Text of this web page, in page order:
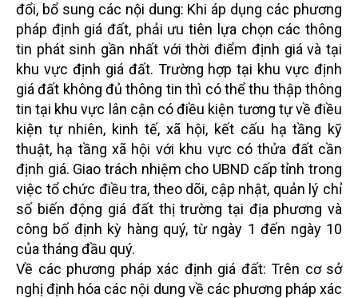
đổi, bổ sung các nội dung: Khi áp dụng các phương
pháp định giá đất, phải ưu tiên lựa chọn các thông
tin phát sinh gần nhất với thời điểm định giá và tại
khu vực định giá đất. Trường hợp tại khu vực định
giá đất không đủ thông tin thì có thể thu thập thông
tin tại khu vực lân cận có điều kiện tương tự về điều
kiện tự nhiên, kinh tế, xã hội, kết cấu hạ tầng kỹ
thuật, hạ tầng xã hội với khu vực có thửa đất cần
định giá. Giao trách nhiệm cho UBND cấp tỉnh trong
việc tổ chức điều tra, theo dõi, cập nhật, quản lý chỉ
số biến động giá đất thị trường tại địa phương và
công bố định kỳ hàng quý, từ ngày 1 đến ngày 10
của tháng đầu quý.
Về các phương pháp xác định giá đất: Trên cơ sở
nghị định hóa các nội dung về các phương pháp xác